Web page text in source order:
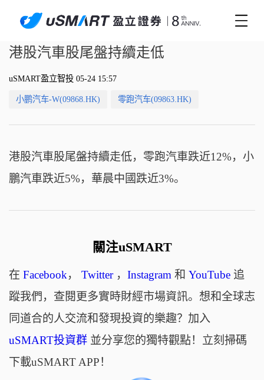
港股汽車股尾盤持續走低
uSMART盈立智投 05-24 15:57
小鹏汽车-W(09868.HK) 零跑汽车(09863.HK)
港股汽車股尾盤持續走低，零跑汽車跌近12%，小
鵬汽車跌近5%，華晨中國跌近3%。
關注uSMART
在 Facebook， Twitter， Instagram和 YouTube追
蹤我們，查閱更多實時財經市場資訊。想和全球志
同道合的人交流和發現投資的樂趣？加入
uSMART投資群並分享您的獨特觀點！立刻掃碼
下載uSMART APP！